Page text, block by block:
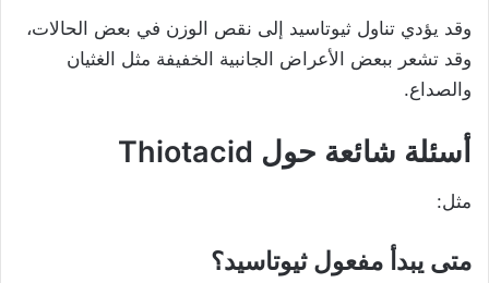
وقد يؤدي تناول ثيوتاسيد إلى نقص الوزن في بعض الحالات،
وقد تشعر ببعض الأعراض الجانبية الخفيفة مثل الغثيان
والصداع.
أسئلة شائعة حول Thiotacid
مثل:
متى يبدأ مفعول ثيوتاسيد؟